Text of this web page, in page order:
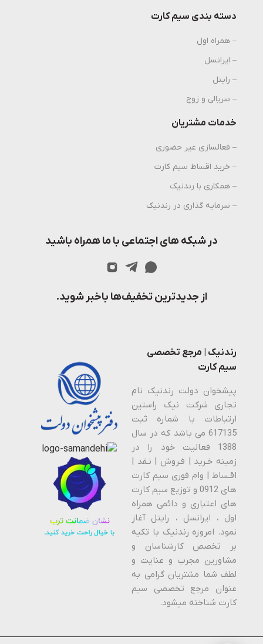
دسته بندی سیم کارت
– همراه اول
– ایرانسل
– رایتل
– سریالی و زوج
خدمات مشتریان
– فعالسازی غیر حضوری
– خرید اقساط سیم کارت
– همکاری با رندنیک
– سرمایه گذاری در رندنیک
در شبکه های اجتماعی با ما همراه باشید
از جدیدترین تخفیف‌ها باخبر شوید.
رندنیک | مرجع تخصصی
سیم کارت
پیشخوان دولت رندنیک نام
تجاری شرکت نیک راستین
ارتباطات با شماره ثبت
617135 می باشد که در سال
1388 فعالیت خود را در
زمینه خـرید | فـروش | نـقد |
اقـساط | وام فوری سیم کارت
های 0912 و توزیع سیم کارت
های اعتباری و دائمی همراه
اول ، ایرانسل ، رایتل آغاز
نمود. امروزه رندنیک با تکیه
بر تخصص کارشناسان و
مشاورین مجرب و عنایت و
لطف شما مشتریان گرامی به
عنوان مرجع تخصصی سیم
کارت شناخته میشود.